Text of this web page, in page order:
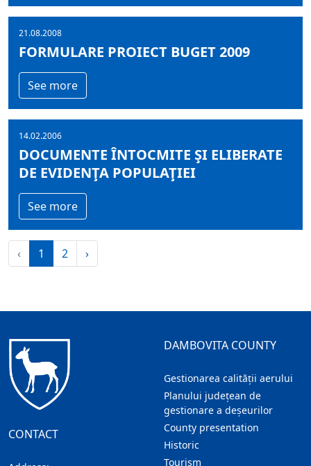
21.08.2008
FORMULARE PROIECT BUGET 2009
See more
14.02.2006
DOCUMENTE ÎNTOCMITE ŞI ELIBERATE
DE EVIDENŢA POPULAŢIEI
See more
‹ 1 2 ›
CONTACT
DAMBOVITA COUNTY
Gestionarea calității aerului
Planului județean de
gestionare a deșeurilor
County presentation
Historic
Tourism